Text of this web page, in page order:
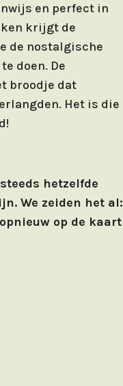
en perfect in
krijgt de
de nostalgische
doen. De
broodje dat
Het is die
hetzelfde
We zeiden het al:
op de kaart